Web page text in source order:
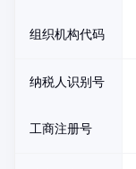
组织机构代码
纳税人识别号
工商注册号